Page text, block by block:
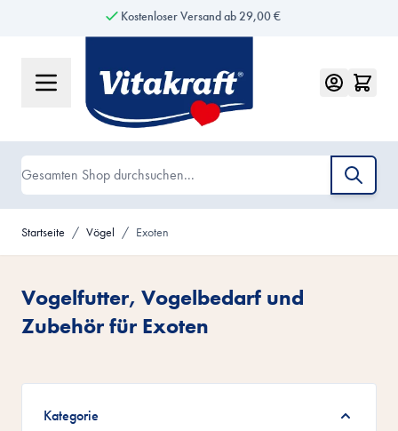
Kostenloser Versand ab 29,00 €
Startseite / Vögel / Exoten
Vogelfutter, Vogelbedarf und
Zubehör für Exoten
Zur Produktliste springen
Kategorie